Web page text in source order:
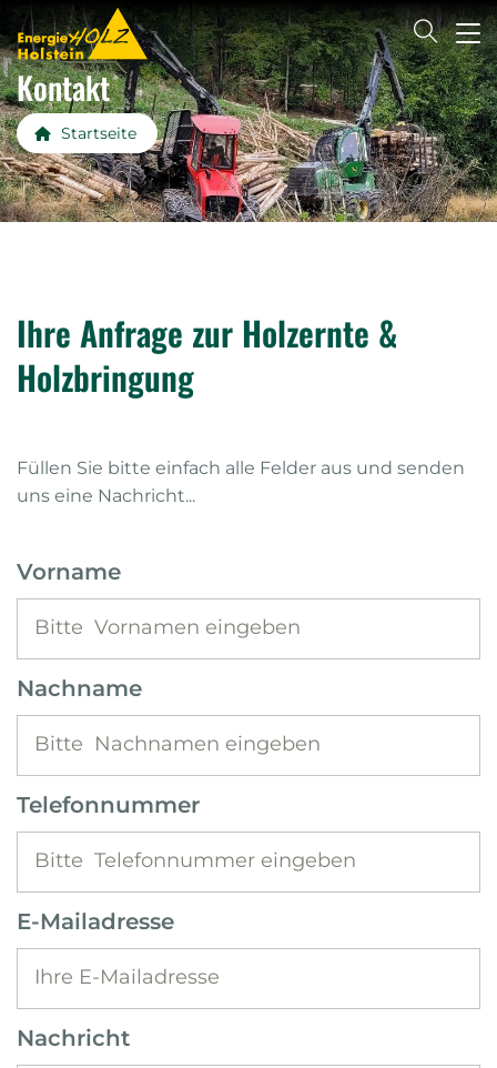
Kontakt
Startseite
Ihre Anfrage zur Holzernte &
Holzbringung
Füllen Sie bitte einfach alle Felder aus und senden
uns eine Nachricht...
Vorname
Nachname
Telefonnummer
E-Mailadresse
Nachricht